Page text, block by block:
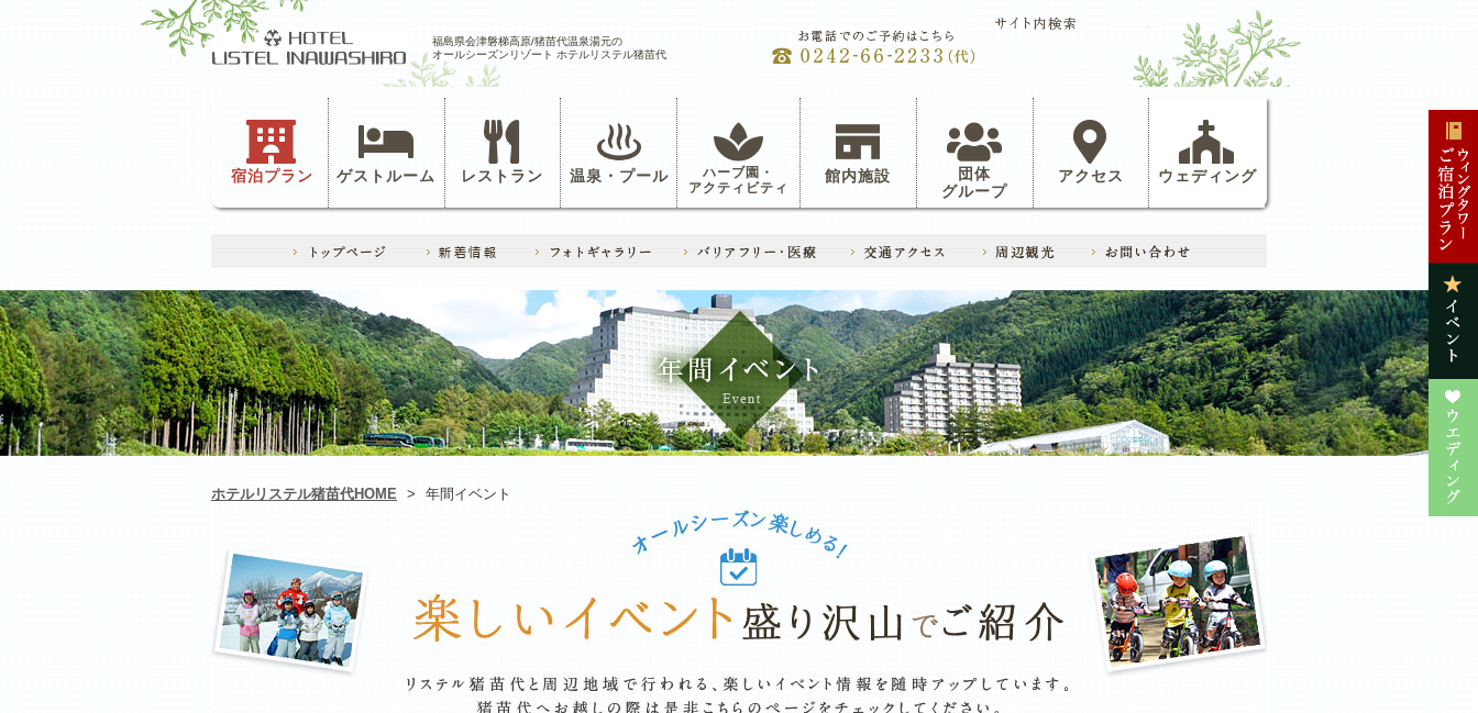
福島県会津磐梯高原/猪苗代温泉湯元の
オールシーズンリゾート ホテルリステル猪苗代
宿泊プラン ゲストルーム レストラン 温泉・プール ハーブ園・
アクティビティ
館内施設
団体
グループ
アクセス ウェディング
ホテルリステル猪苗代HOME > 年間イベント